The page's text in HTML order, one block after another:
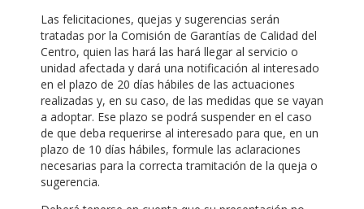
Las felicitaciones, quejas y sugerencias serán
tratadas por la Comisión de Garantías de Calidad del
Centro, quien las hará las hará llegar al servicio o
unidad afectada y dará una notificación al interesado
en el plazo de 20 días hábiles de las actuaciones
realizadas y, en su caso, de las medidas que se vayan
a adoptar. Ese plazo se podrá suspender en el caso
de que deba requerirse al interesado para que, en un
plazo de 10 días hábiles, formule las aclaraciones
necesarias para la correcta tramitación de la queja o
sugerencia.